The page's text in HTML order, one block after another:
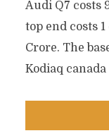
Audi Q7 costs
top end costs
Crore. The
Kodiaq canada